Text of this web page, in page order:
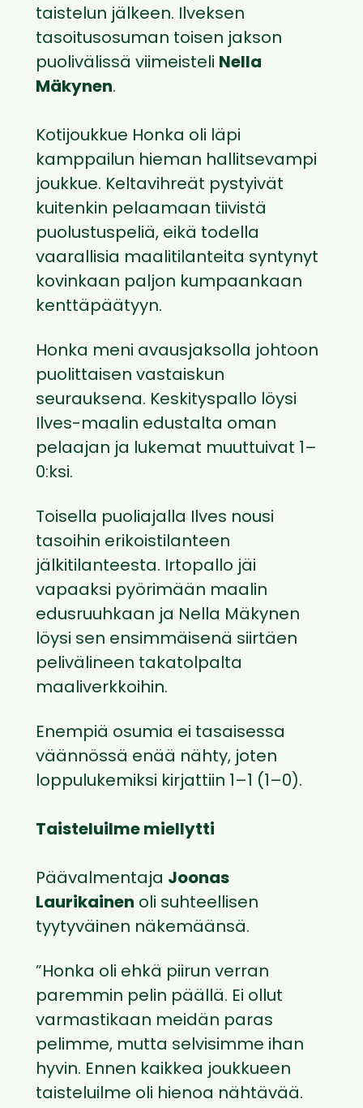
taistelun jälkeen. Ilveksen
tasoitusosuman toisen jakson
puolivälissä viimeisteli Nella
Mäkynen.
Kotijoukkue Honka oli läpi
kamppailun hieman hallitsevampi
joukkue. Keltavihreät pystyivät
kuitenkin pelaamaan tiivistä
puolustuspeliä, eikä todella
vaarallisia maalitilanteita syntynyt
kovinkaan paljon kumpaankaan
kenttäpäätyyn.
Honka meni avausjaksolla johtoon
puolittaisen vastaiskun
seurauksena. Keskityspallo löysi
Ilves-maalin edustalta oman
pelaajan ja lukemat muuttuivat 1–
0:ksi.
Toisella puoliajalla Ilves nousi
tasoihin erikoistilanteen
jälkitilanteesta. Irtopallo jäi
vapaaksi pyörimään maalin
edusruuhkaan ja Nella Mäkynen
löysi sen ensimmäisenä siirtäen
pelivälineen takatolpalta
maaliverkkoihin.
Enempiä osumia ei tasaisessa
väännössä enää nähty, joten
loppulukemiksi kirjattiin 1–1 (1–0).
Taisteluilme miellytti
Päävalmentaja Joonas
Laurikainen oli suhteellisen
tyytyväinen näkemäänsä.
”Honka oli ehkä piirun verran
paremmin pelin päällä. Ei ollut
varmastikaan meidän paras
pelimme, mutta selvisimme ihan
hyvin. Ennen kaikkea joukkueen
taisteluilme oli hienoa nähtävää.